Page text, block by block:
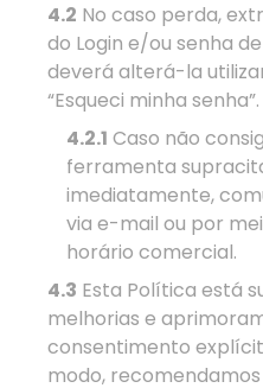
4.2 No caso perda,
do Login e/ou senha
deverá alterá-la
“Esqueci minha senha”.
4.2.1 Caso não
ferramenta
imediatamente,
via e-mail ou por
horário comercial.
4.3 Esta Política está
melhorias e
consentimento
modo,